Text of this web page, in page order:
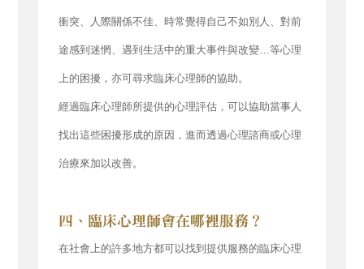
衝突、人際關係不佳、時常覺得自己不如別人、對前
途感到迷惘、遇到生活中的重大事件與改變…等心理
上的困擾，亦可尋求臨床心理師的協助。
經過臨床心理師所提供的心理評估，可以協助當事人
找出這些困擾形成的原因，進而透過心理諮商或心理
治療來加以改善。
在社會上的許多地方都可以找到提供服務的臨床心理